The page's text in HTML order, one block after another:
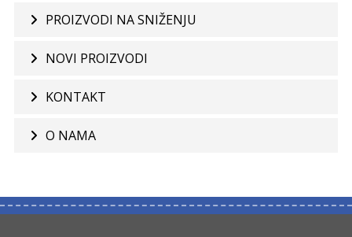
PROIZVODI NA SNIŽENJU
NOVI PROIZVODI
KONTAKT
O NAMA